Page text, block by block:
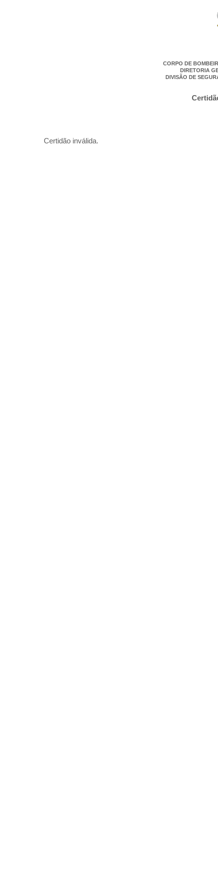
CORPO DE
DIRETORIA
DIVISÃO DE
Certidão inválida.